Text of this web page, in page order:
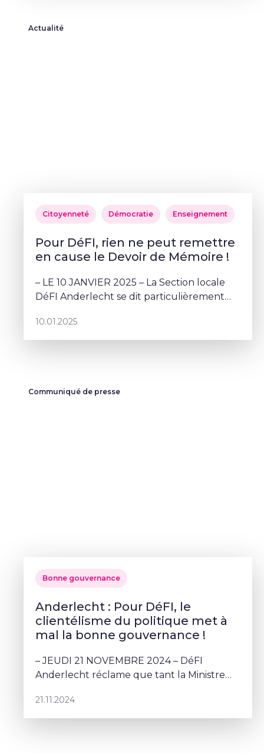
Actualité
Citoyenneté Démocratie Enseignement
Pour DéFI, rien ne peut remettre
en cause le Devoir de Mémoire !
– LE 10 JANVIER 2025 – La Section locale
DéFI Anderlecht se dit particulièrement
communales de prendre part à une
commémoration.
10.01.2025
Communiqué de presse
Bonne gouvernance
Anderlecht : Pour DéFI, le
clientélisme du politique met à
mal la bonne gouvernance !
– JEUDI 21 NOVEMBRE 2024 – DéFI
Anderlecht réclame que tant la Ministre
l’autorité de tutelle sur les CPAS bruxellois
saisissent rapidemen
21.11.2024